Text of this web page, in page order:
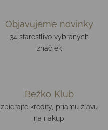
Objavujeme novinky
34 starostlivo vybraných
značiek
Bežko Klub
zbierajte kredity, priamu zľavu
na nákup